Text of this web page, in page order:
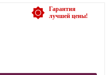
Гарантия
лучшей цены!